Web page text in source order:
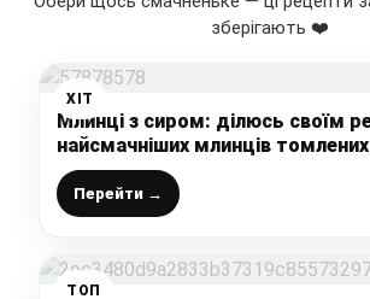
зберігають ❤️
ХІТ
Млинці з сиром: ділюсь своїм
найсмачніших млинців
(так просто і так смачно)
Перейти →
ТОП